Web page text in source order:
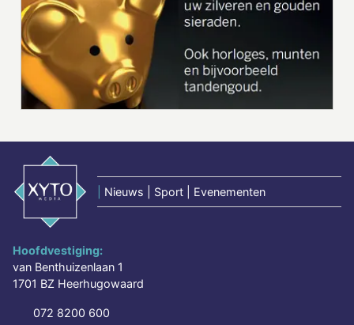
Nieuws | Sport | Evenementen
Hoofdvestiging:
van Benthuizenlaan 1
1701 BZ Heerhugowaard
072 8200 600